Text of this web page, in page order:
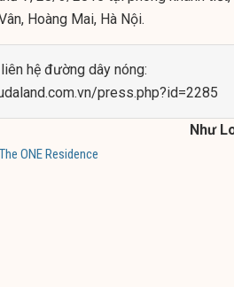
Hoàng Mai, Hà Nội.
hệ đường dây nóng:
press.php?id=2285
Như
ONE Residence